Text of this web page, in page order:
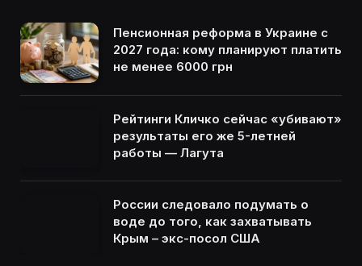
Пенсионная реформа в Украине с
2027 года: кому планируют платить
не менее 6000 грн
Рейтинги Кличко сейчас «убивают»
результаты его же 5-летней
работы — Лагута
России следовало подумать о
воде до того, как захватывать
Крым – экс-посол США